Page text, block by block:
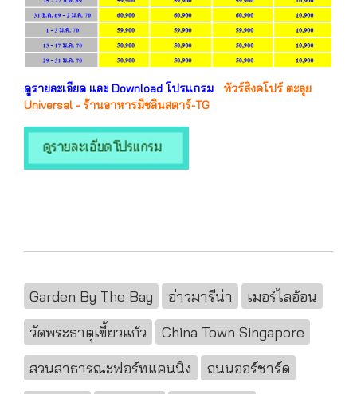
ดูรายละเอียด และ Download โปรแกรม
ทัวร์สิงคโปร์ ตะลุย
Universal - ร้านอาหารมิชลินสตาร์-TG
Garden By The Bay อ่าวมารีน่า
เมอร์ไลอ้อน
วัดพระธาตุเขี้ยวแก้ว
China Town Singapore
สวนสาธารณะฟอร์ทแคนนิง
ถนนออร์ชาร์ด